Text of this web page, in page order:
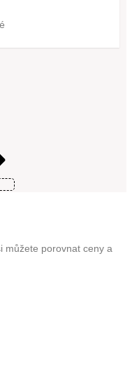
můžete porovnat ceny a